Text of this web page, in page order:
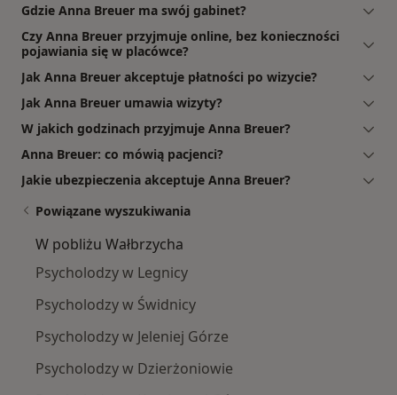
Gdzie Anna Breuer ma swój gabinet?
Czy Anna Breuer przyjmuje online, bez konieczności
pojawiania się w placówce?
Jak Anna Breuer akceptuje płatności po wizycie?
Jak Anna Breuer umawia wizyty?
W jakich godzinach przyjmuje Anna Breuer?
Anna Breuer: co mówią pacjenci?
Jakie ubezpieczenia akceptuje Anna Breuer?
Powiązane wyszukiwania
W pobliżu Wałbrzycha
Psycholodzy w Legnicy
Psycholodzy w Świdnicy
Psycholodzy w Jeleniej Górze
Psycholodzy w Dzierżoniowie